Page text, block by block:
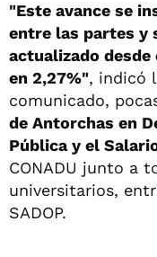
"Este avance se
entre las partes y
actualizado
en 2,27%", indicó
comunicado,
de Antorchas en
Pública y el
CONADU junto a
universitarios,
SADOP.